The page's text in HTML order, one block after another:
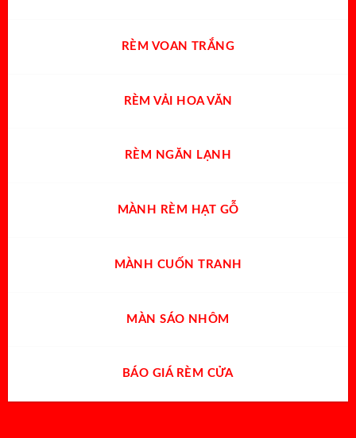
RÈM VOAN TRẮNG
RÈM VẢI HOA VĂN
RÈM NGĂN LẠNH
MÀNH RÈM HẠT GỖ
MÀNH CUỐN TRANH
MÀN SÁO NHÔM
BÁO GIÁ RÈM CỬA